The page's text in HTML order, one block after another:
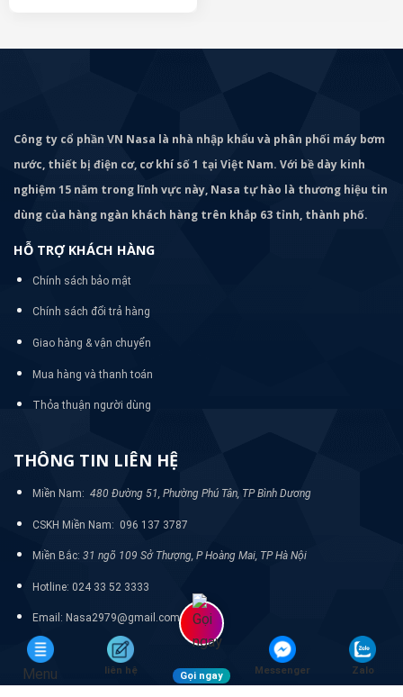
Công ty cổ phần VN Nasa là nhà nhập khẩu và phân phối máy bơm
nước, thiết bị điện cơ, cơ khí số 1 tại Việt Nam. Với bề dày kinh
nghiệm 15 năm trong lĩnh vực này, Nasa tự hào là thương hiệu tin
dùng của hàng ngàn khách hàng trên khắp 63 tỉnh, thành phố.
HỖ TRỢ KHÁCH HÀNG
Chính sách bảo mật
Chính sách đổi trả hàng
Giao hàng & vận chuyển
Mua hàng và thanh toán
Thỏa thuận người dùng
THÔNG TIN LIÊN HỆ
Miền Nam: 480 Đường 51, Phường Phú Tân, TP Bình Dương
CSKH Miền Nam: 096 137 3787
Miền Bắc: 31 ngõ 109 Sở Thượng, P Hoàng Mai, TP Hà Nội
Hotline: 024 33 52 3333
Email: Nasa2979@gmail.com
Menu liên hệ Gọi ngay Messenger Zalo